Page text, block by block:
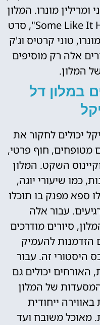
ומרילין מונרו. המלון
אף שימש כרקע לצילומי "Some Like It Hot", סרט
טוני קרטיס וג'ק
אלה רק מוסיפים
המלון.
במלון דל
יכולים לחקור את
מטופחים, חוף פרטי,
השקט. המלון
כמו שיעורי יוגה,
ספא מפנק בו תוכלו
עבור אלה
סיורים מודרכים
הזדמנות להעמיק
היסטורי זה. עבור
האורחים יכולים גם
של המלון
ייחודית
מאוכל משובח ועד